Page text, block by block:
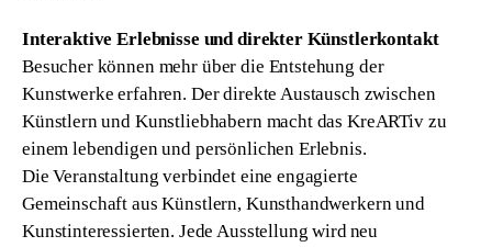
Interaktive Erlebnisse und direkter Künstlerkontakt
Besucher können mehr über die Entstehung der
Kunstwerke erfahren. Der direkte Austausch zwischen
Künstlern und Kunstliebhabern macht das KreARTiv zu
einem lebendigen und persönlichen Erlebnis.
Die Veranstaltung verbindet eine engagierte
Gemeinschaft aus Künstlern, Kunsthandwerkern und
Kunstinteressierten. Jede Ausstellung wird neu